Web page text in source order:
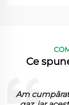
Ce
Am